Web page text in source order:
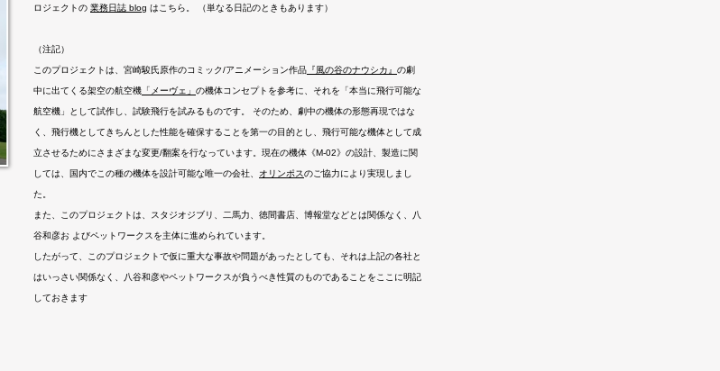
ロジェクトの 業務日誌 blog はこちら。 （単なる日記のときもあります）
（注記）
このプロジェクトは、宮崎駿氏原作のコミック/アニメーション作品 『風の谷のナウシカ』 の劇
中に出てくる架空の航空機 「メーヴェ」 の機体コンセプトを参考に、それを「本当に飛行可能な
航空機」として試作し、試験飛行を試みるものです。 そのため、劇中の機体の形態再現ではな
く、飛行機としてきちんとした性能を確保することを第一の目的とし、飛行可能な機体として成
立させるためにさまざまな変更/翻案を行なっています。現在の機体《M-02》の設計、製造に関
しては、国内でこの種の機体を設計可能な唯一の会社、 オリンポスのご協力により実現しまし
た。
また、このプロジェクトは、スタジオジブリ、二馬力、徳間書店、博報堂などとは関係なく、八
谷和彦お よびペットワークスを主体に進められています。
したがって、このプロジェクトで仮に重大な事故や問題があったとしても、それは上記の各社と
はいっさい関係なく、八谷和彦やペットワークスが負うべき性質のものであることをここに明記
しておきます